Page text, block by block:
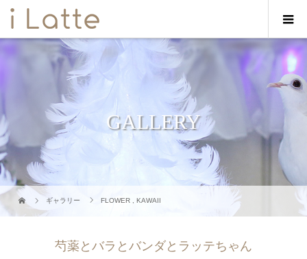
GALLERY
ギャラリー FLOWER ,KAWAII
芍薬とバラとバンダとラッテちゃん